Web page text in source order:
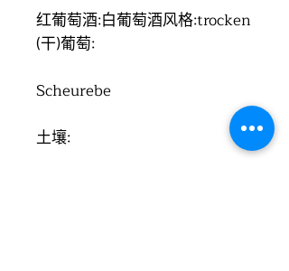
红葡萄酒:白葡萄酒风格:trocken
(干)葡萄:
Scheurebe
土壤: